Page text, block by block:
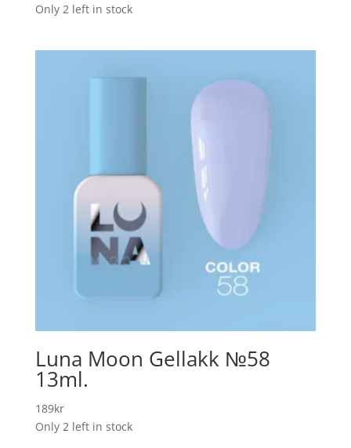
Only 2 left in stock
Luna Moon Gellakk №58
13ml.
189kr
Only 2 left in stock